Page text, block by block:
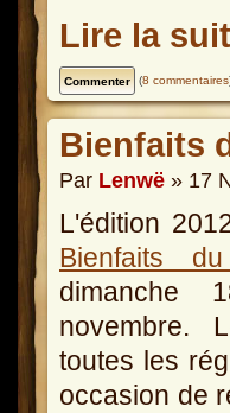
Lire la
(8 commentaires
Bienfaits
Par Lenwë » 17
L'édition
Bienfaits
dimanche
novembre.
toutes les
occasion de